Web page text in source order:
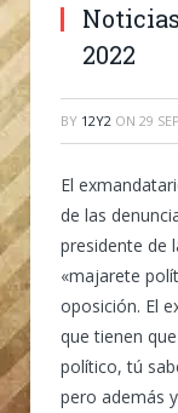
2022
BY 12Y2 ON 29
El
de las
presidente de
«majarete
oposición. El
que tienen
político, tú
pero además